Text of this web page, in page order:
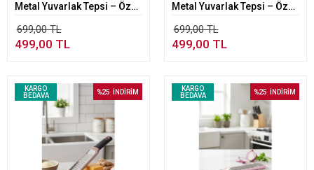
Metal Yuvarlak Tepsi – Özel
699,00 TL
499,00 TL
Metal Yuvarlak Tepsi – Özel
699,00 TL
499,00 TL
KARGO
BEDAVA
%25 İNDİRİM
KARGO
BEDAVA
%25 İNDİRİM